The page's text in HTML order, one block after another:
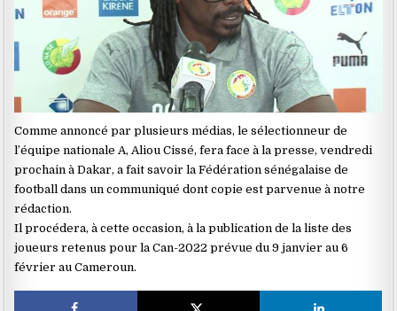
Comme annoncé par plusieurs médias, le sélectionneur de
l’équipe nationale A, Aliou Cissé, fera face à la presse, vendredi
prochain à Dakar, a fait savoir la Fédération sénégalaise de
football dans un communiqué dont copie est parvenue à notre
rédaction.
Il procédera, à cette occasion, à la publication de la liste des
joueurs retenus pour la Can-2022 prévue du 9 janvier au 6
février au Cameroun.